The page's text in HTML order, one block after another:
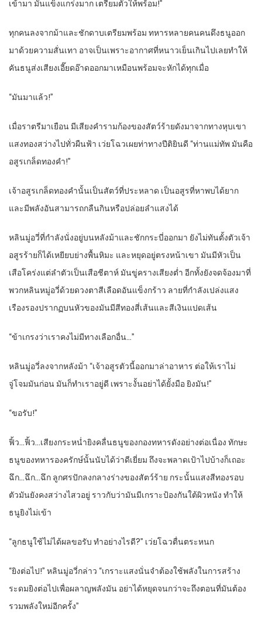
เข้ามา มันแข็งแกร่งมาก เตรียมตัวให้พร้อม!”
ทุกคนลงจากม้าและชักดาบเตรียมพร้อม ทหารหลายคนคนดึงธนูออก
มาด้วยความสั่นเทา อาจเป็นเพราะอากาศที่หนาวเย็นเกินไปเลยทำให้
คันธนูส่งเสียงเอี๊ยดอ๊าดออกมาเหมือนพร้อมจะหักได้ทุกเมื่อ
“มันมาแล้ว!”
เมื่อราตรีมาเยือน มีเสียงคำรามก้องของสัตว์ร้ายดังมาจากทางหุบเขา
แสงทองสว่างไปทั่วผืนฟ้า เว่ยโฉวเผยท่าทางปีติยินดี “ท่านแม่ทัพ มันคือ
อสูรเกล็ดทองคำ!”
เจ้าอสูรเกล็ดทองคำนั้นเป็นสัตว์ที่ประหลาด เป็นอสูรที่หาพบได้ยาก
และมีพลังอันสามารถกลืนกินหรือปล่อยลำแสงได้
หลินมู่อวี่ที่กำลังนั่งอยู่บนหลังม้าและชักกระบี่ออกมา ยังไม่ทันตั้งตัวเจ้า
อสูรร้ายก็ได้เหยียบย่างพื้นหิมะ และหยุดอยู่ตรงหน้าเขา มันมีหัวเป็น
เสือโคร่งแต่ลำตัวเป็นเสือชีตาห์ มันขู่ครางเสียงต่ำ อีกทั้งยังจดจ้องมาที่
พวกหลินหมู่อวี่ด้วยดวงตาสีเลือดอันแข็งกร้าว ลายที่กำลังเปล่งแสง
เรืองรองปรากฏบนหัวของมันมีสีทองสี่เส้นและสีเงินแปดเส้น
“ข้าเกรงว่าเราคงไม่มีทางเลือกอื่น…”
หลินมู่อวี่ลงจากหลังม้า “เจ้าอสูรตัวนี้ออกมาล่าอาหาร ต่อให้เราไม่
จู่โจมมันก่อน มันก็ทำเราอยู่ดี เพราะงั้นอย่าได้ยั้งมือ ยิงมัน!”
“ขอรับ!”
ฟิ้ว…ฟิ้ว…เสียงกระหน่ำยิงคลื่นธนูของกองทหารดังอย่างต่อเนื่อง ทักษะ
ธนูของทหารองครักษ์นั้นนับได้ว่าดีเยี่ยม ถึงจะพลาดเป้าไปบ้างก็เถอะ
ฉึก…ฉึก…ฉึก ลูกศรปักลงกลางร่างของสัตว์ร้าย กระนั้นแสงสีทองรอบ
ตัวมันยังคงสว่างไสวอยู่ ราวกับว่ามันมีเกราะป้องกันใต้ผิวหนัง ทำให้
ธนูยิงไม่เข้า
“ลูกธนูใช้ไม่ได้ผลขอรับ ทำอย่างไรดี?” เว่ยโฉวตื่นตระหนก
“ยิงต่อไป!” หลินมู่อวี่กล่าว “เกราะแสงนั่นจำต้องใช้พลังในการสร้าง
ระดมยิงต่อไปเพื่อผลาญพลังมัน อย่าได้หยุดจนกว่าจะถึงตอนที่มันต้อง
รวมพลังใหม่อีกครั้ง”